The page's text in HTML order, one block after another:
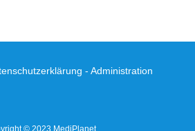
- Administration
© 2023 MediPlanet